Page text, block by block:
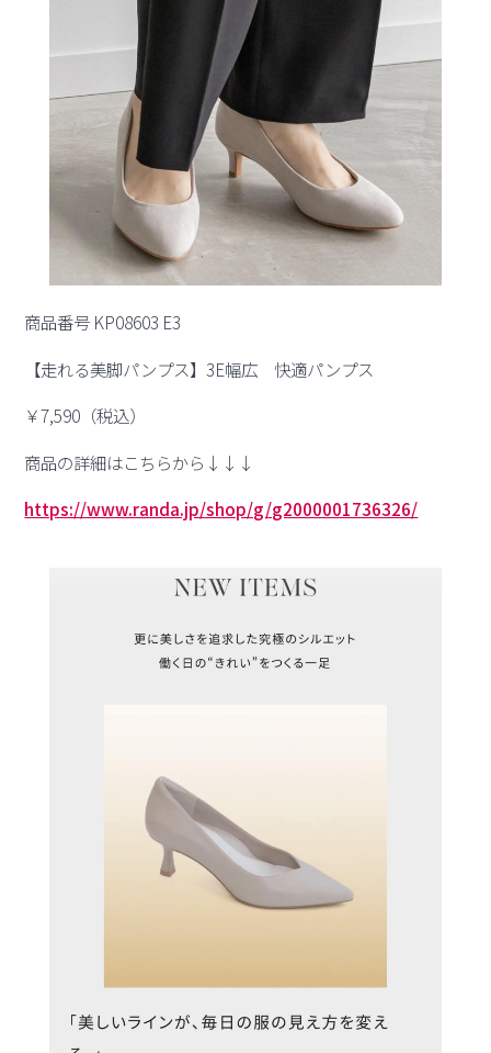
商品番号 KP08603 E3
【走れる美脚パンプス】3E幅広 快適パンプス
￥7,590（税込）
商品の詳細はこちらから↓↓↓
https://www.randa.jp/shop/g/g2000001736326/